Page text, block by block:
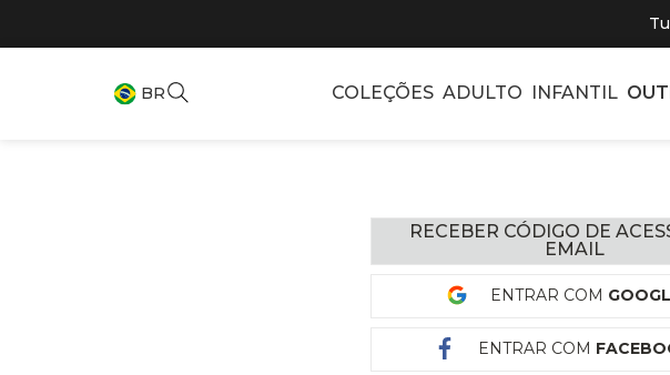
BR COLEÇÕES ADULTO INFANTIL
RECEBER CÓDIGO DE
EMAIL
ENTRAR COM
ENTRAR COM